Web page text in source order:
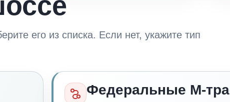
его из списка. Если нет, укажите тип
Федеральные М-